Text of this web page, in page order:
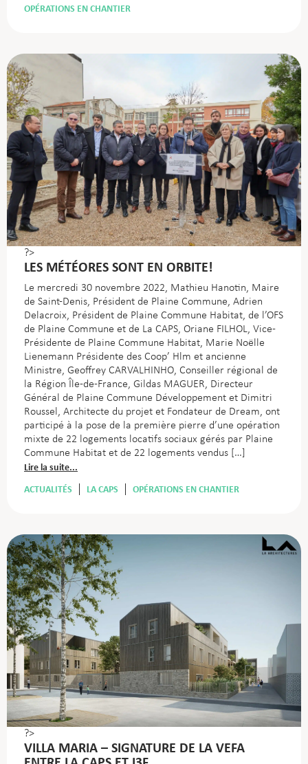
OPÉRATIONS EN CHANTIER
?>
LES MÉTÉORES SONT EN ORBITE!
Le mercredi 30 novembre 2022, Mathieu Hanotin, Maire
de Saint-Denis, Président de Plaine Commune, Adrien
Delacroix, Président de Plaine Commune Habitat, de l’OFS
de Plaine Commune et de La CAPS, Oriane FILHOL, Vice-
Présidente de Plaine Commune Habitat, Marie Noëlle
Lienemann Présidente des Coop’​ Hlm et ancienne
Ministre, Geoffrey CARVALHINHO, Conseiller régional de
la Région Île-de-France, Gildas MAGUER, Directeur
Général de Plaine Commune Développement et Dimitri
Roussel, Architecte du projet et Fondateur de Dream, ont
participé à la pose de la première pierre d’une opération
mixte de 22 logements locatifs sociaux gérés par Plaine
Commune Habitat et de 22 logements vendus […]
Lire la suite...
ACTUALITÉS
LA CAPS OPÉRATIONS EN CHANTIER
?>
VILLA MARIA – SIGNATURE DE LA VEFA